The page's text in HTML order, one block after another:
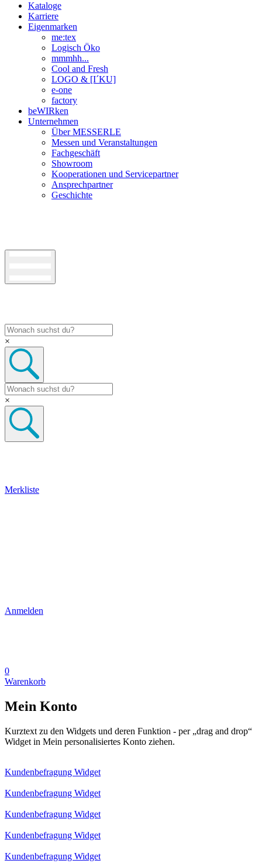
Kataloge
Karriere
Eigenmarken
me:tex
Logisch Öko
mmmhh...
Cool and Fresh
LOGO & [I´KU]
e-one
factory
beWIRken
Unternehmen
Über MESSERLE
Messen und Veranstaltungen
Fachgeschäft
Showroom
Kooperationen und Servicepartner
Ansprechpartner
Geschichte
×
×
Merkliste
Anmelden
0
Warenkorb
Mein Konto
Kurztext zu den Widgets und deren Funktion - per „drag and drop“
Widget in Mein personalisiertes Konto ziehen.
Kundenbefragung Widget
Kundenbefragung Widget
Kundenbefragung Widget
Kundenbefragung Widget
Kundenbefragung Widget